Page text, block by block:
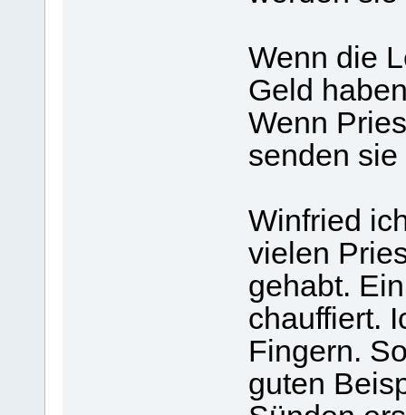
Wenn die
Geld
Wenn
senden
Winfried
vielen
gehabt.
chauffiert.
Fingern.
guten